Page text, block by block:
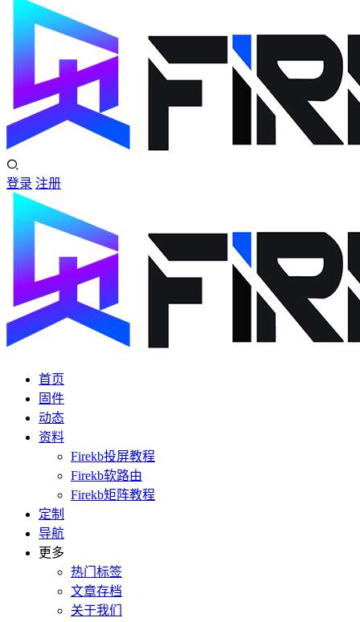
登录 注册
首页
固件
动态
资料
Firekb投屏教程
Firekb软路由
Firekb矩阵教程
定制
导航
更多
热门标签
文章存档
关于我们